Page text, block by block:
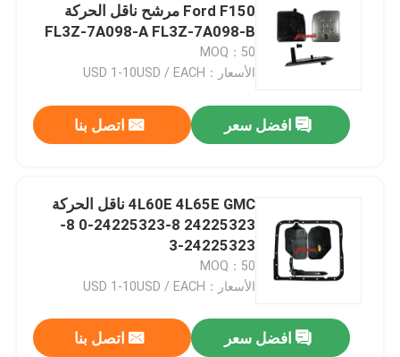
Ford F150 مرشح ناقل الحركة
FL3Z-7A098-A FL3Z-7A098-B
MOQ：50
الأسعار：USD 1-10USD / EACH
افضل سعر اتصل بنا
4L60E 4L65E GMC ناقل الحركة
24225323 8-24225323-0 8-
24225323-3
MOQ：50
الأسعار：USD 1-10USD / EACH
افضل سعر اتصل بنا